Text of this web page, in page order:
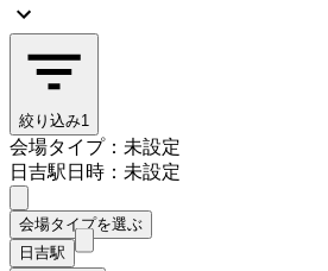
絞り込み1
会場タイプ：未設定
日吉駅日時：未設定
会場タイプを選ぶ
日吉駅